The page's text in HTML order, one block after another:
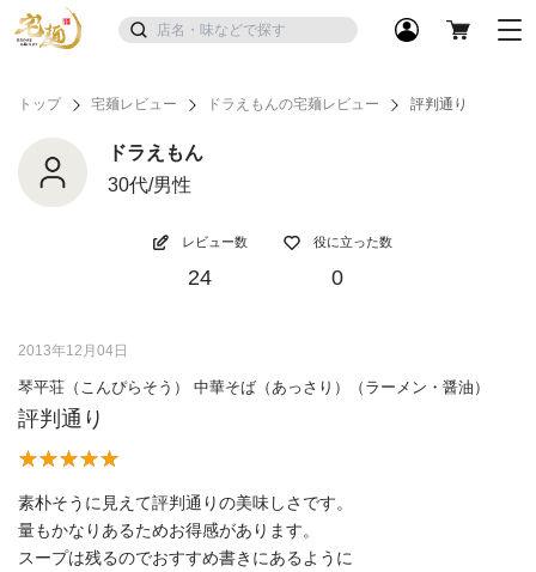
トップ 宅麺レビュー ドラえもんの宅麺レビュー 評判通り
ドラえもん
30代/男性
レビュー数
24
役に立った数
0
2013年12月04日
琴平荘（こんぴらそう） 中華そば（あっさり）（ラーメン・醤油）
評判通り
素朴そうに見えて評判通りの美味しさです。
量もかなりあるためお得感があります。
スープは残るのでおすすめ書きにあるように